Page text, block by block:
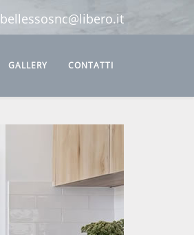
bellessosnc@libero.it
GALLERY CONTATTI